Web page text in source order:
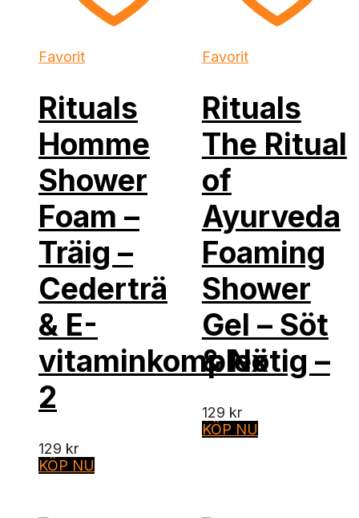
Favorit
Rituals
Homme
Shower
Foam –
Träig –
Cederträ
& E-
vitaminkomplex
2
129 kr
KÖP NU
Favorit
Rituals
The Ritual
of
Ayurveda
Foaming
Shower
Gel – Söt
& Nötig –
129 kr
KÖP NU